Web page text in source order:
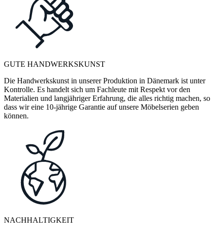
GUTE HANDWERKSKUNST
Die Handwerkskunst in unserer Produktion in Dänemark ist unter
Kontrolle. Es handelt sich um Fachleute mit Respekt vor den
Materialien und langjähriger Erfahrung, die alles richtig machen, so
dass wir eine 10-jährige Garantie auf unsere Möbelserien geben
können.
NACHHALTIGKEIT